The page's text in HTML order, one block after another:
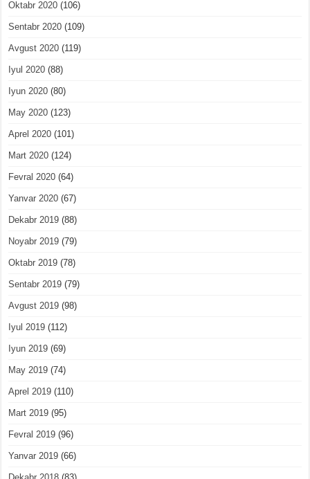
Oktabr 2020 (106)
Sentabr 2020 (109)
Avgust 2020 (119)
Iyul 2020 (88)
Iyun 2020 (80)
May 2020 (123)
Aprel 2020 (101)
Mart 2020 (124)
Fevral 2020 (64)
Yanvar 2020 (67)
Dekabr 2019 (88)
Noyabr 2019 (79)
Oktabr 2019 (78)
Sentabr 2019 (79)
Avgust 2019 (98)
Iyul 2019 (112)
Iyun 2019 (69)
May 2019 (74)
Aprel 2019 (110)
Mart 2019 (95)
Fevral 2019 (96)
Yanvar 2019 (66)
Dekabr 2018 (83)